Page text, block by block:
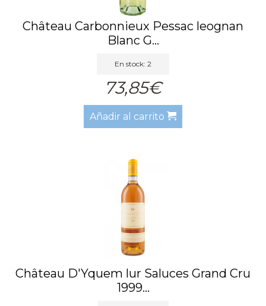
Château Carbonnieux Pessac leognan
Blanc G...
En stock: 2
73,85€
Añadir al carrito
Château D'Yquem lur Saluces Grand Cru
1999...